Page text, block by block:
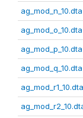
ag_mod_n_10.dta
ag_mod_o_10.dta
ag_mod_p_10.dta
ag_mod_q_10.dta
ag_mod_r1_10.dta